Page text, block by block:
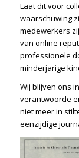
Laat dit voor
waarschuwing
medewerkers
van online
professionele
minderjarige
Wij blijven ons
verantwoorde
niet meer in
eenzijdige